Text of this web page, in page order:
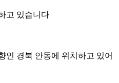
고 있습니다
인 경북 안동에 위치하고 있어